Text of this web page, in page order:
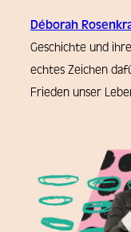
Déborah
Geschichte und
echtes Zeichen
Frieden unser